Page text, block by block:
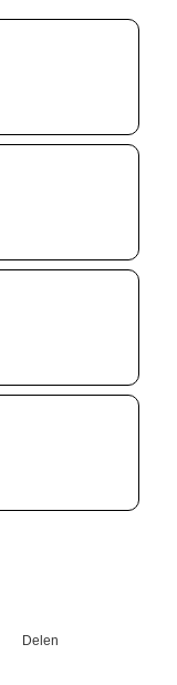
Delen